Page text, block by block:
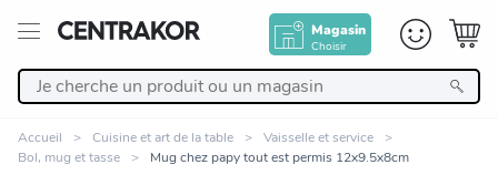
Magasin
Choisir
Accueil Cuisine et art de la table
Vaisselle et service
Bol, mug et tasse
Mug chez papy tout est permis 12x9.5x8cm